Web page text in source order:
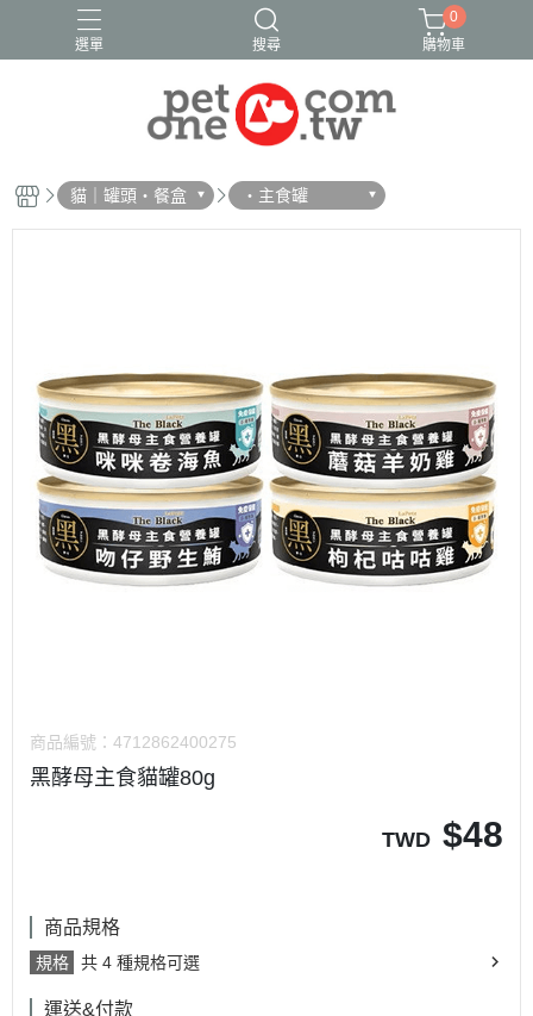
選單 搜尋
0
購物車
貓｜罐頭・餐盒 ・主食罐
商品編號： 4712862400275
黑酵母主食貓罐80g
TWD $48
商品規格
規格 共 4 種規格可選
運送&付款